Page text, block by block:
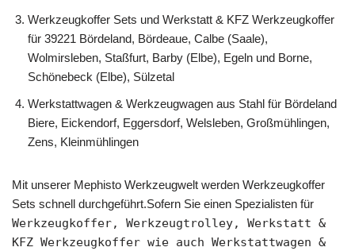
Werkzeugkoffer Sets und Werkstatt & KFZ Werkzeugkoffer
für 39221 Bördeland, Bördeaue, Calbe (Saale),
Wolmirsleben, Staßfurt, Barby (Elbe), Egeln und Borne,
Schönebeck (Elbe), Sülzetal
Werkstattwagen & Werkzeugwagen aus Stahl für Bördeland
Biere, Eickendorf, Eggersdorf, Welsleben, Großmühlingen,
Zens, Kleinmühlingen
Mit unserer Mephisto Werkzeugwelt werden Werkzeugkoffer
Sets schnell durchgeführt.Sofern Sie einen Spezialisten für
Werkzeugkoffer, Werkzeugtrolley, Werkstatt &
KFZ Werkzeugkoffer wie auch Werkstattwagen &